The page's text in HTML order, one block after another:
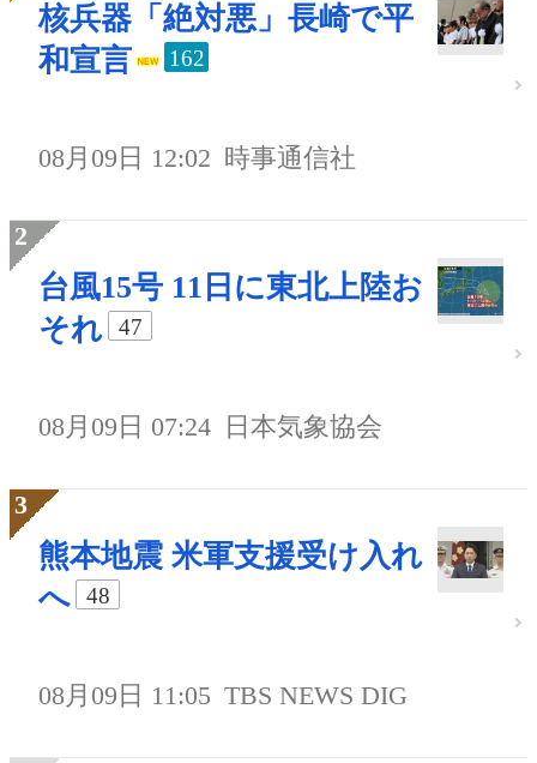
核兵器「絶対悪」長崎で平
和宣言
162
08月09日 12:02 時事通信社
台風15号 11日に東北上陸お
それ
47
08月09日 07:24 日本気象協会
熊本地震 米軍支援受け入れ
へ
48
08月09日 11:05 TBS NEWS DIG